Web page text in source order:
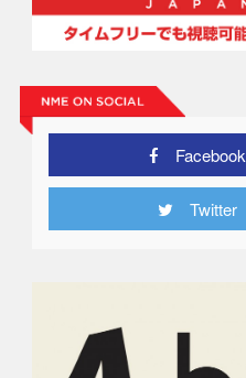
Facebook
Twitter